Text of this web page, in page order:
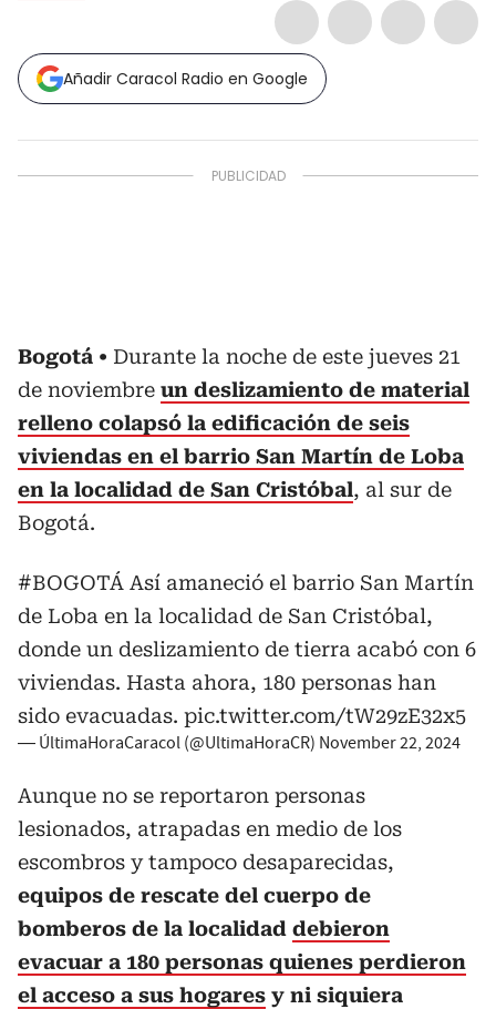
Añadir Caracol Radio en Google
Bogotá
Durante la noche de este jueves 21
de noviembre un deslizamiento de material
relleno colapsó la edificación de seis
viviendas en el barrio San Martín de Loba
en la localidad de San Cristóbal, al sur de
Bogotá.
#BOGOTÁ Así amaneció el barrio San Martín
de Loba en la localidad de San Cristóbal,
donde un deslizamiento de tierra acabó con 6
viviendas. Hasta ahora, 180 personas han
sido evacuadas. pic.twitter.com/tW29zE32x5
— ÚltimaHoraCaracol (@UltimaHoraCR) November 22, 2024
Aunque no se reportaron personas
lesionados, atrapadas en medio de los
escombros y tampoco desaparecidas,
equipos de rescate del cuerpo de
bomberos de la localidad debieron
evacuar a 180 personas quienes perdieron
el acceso a sus hogares y ni siquiera